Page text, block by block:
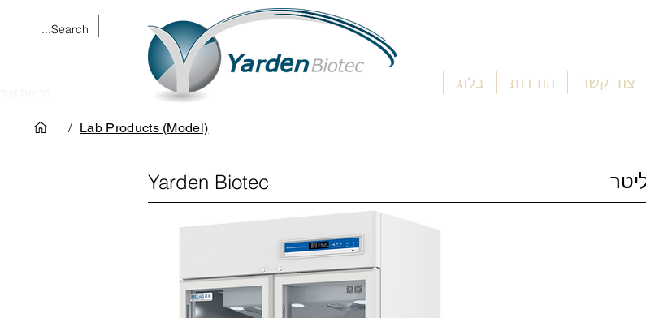
צור קשר הורדות בלוג
/ Lab Products (Model)
Yarden Biotec